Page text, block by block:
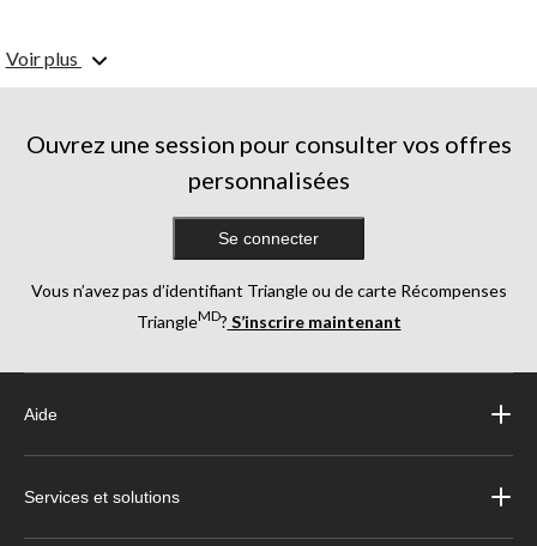
Voir plus
Ouvrez une session pour consulter vos offres
personnalisées
Se connecter
Vous n’avez pas d’identifiant Triangle ou de carte Récompenses
TriangleMD? S’inscrire maintenant
Aide
Services et solutions